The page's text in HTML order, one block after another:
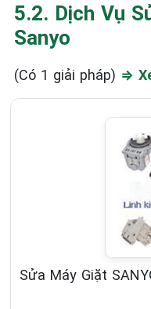
5.2. Dịch Vụ
Sanyo
(Có 1 giải pháp) ⇒
Sửa Máy Giặt